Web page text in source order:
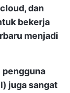
dan
bekerja
menjadi
pengguna
juga sangat